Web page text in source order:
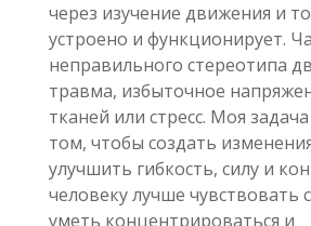
через изучение движения и
устроено и функционирует.
неправильного стереотипа
травма, избыточное
тканей или стресс. Моя
том, чтобы создать
улучшить гибкость, силу и
человеку лучше чувствовать
уметь концентрироваться и